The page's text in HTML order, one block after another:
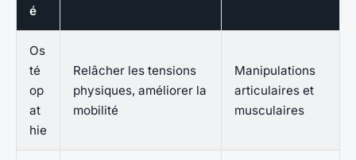
é
Os
té
op
at
hie
Relâcher les tensions
physiques, améliorer la
mobilité
Manipulations
articulaires et
musculaires